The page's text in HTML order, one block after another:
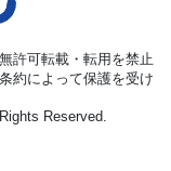
許可転載・転用を禁止
約によって保護を受け
Reserved.